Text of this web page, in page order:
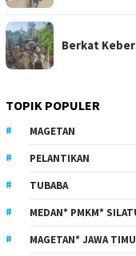
Berkat
TOPIK POPULER
MAGETAN
PELANTIKAN
TUBABA
MEDAN* PMKM*
MAGETAN* JAWA